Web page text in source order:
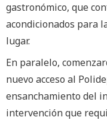
gastronómico, que
acondicionados para
lugar.
En paralelo,
nuevo acceso al
ensanchamiento del
intervención que